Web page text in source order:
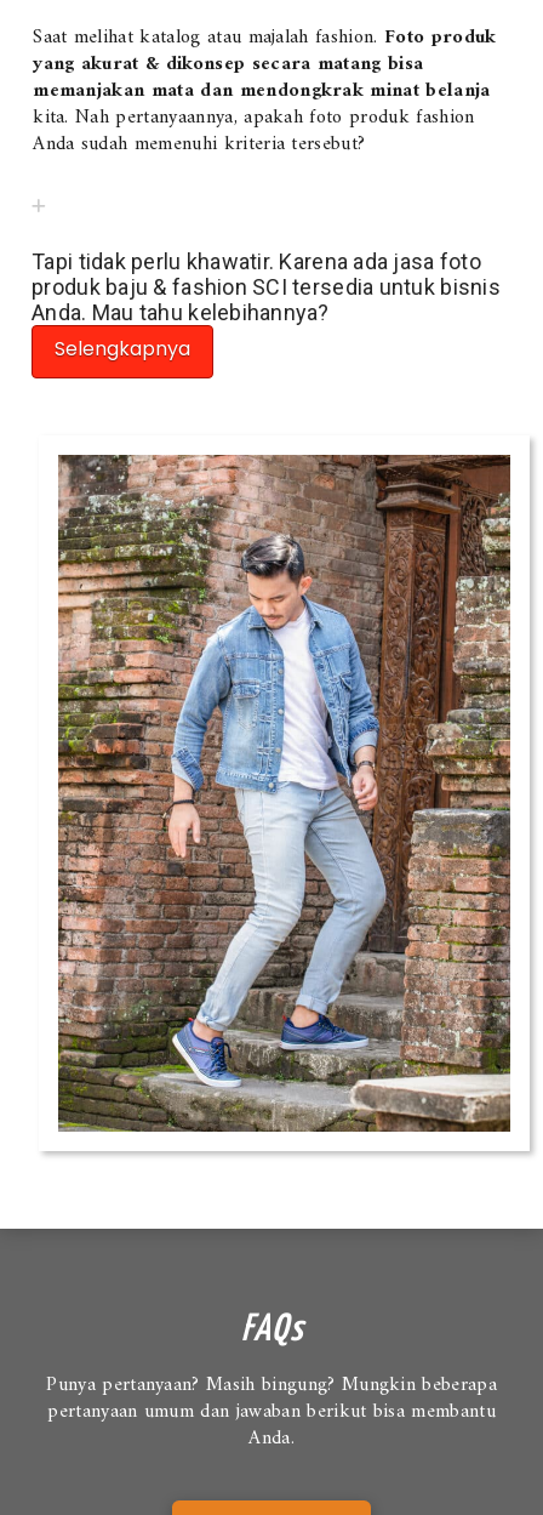
Saat melihat katalog atau majalah fashion. Foto produk
yang akurat & dikonsep secara matang bisa
memanjakan mata dan mendongkrak minat belanja
kita. Nah pertanyaannya, apakah foto produk fashion
Anda sudah memenuhi kriteria tersebut?
Tapi tidak perlu khawatir. Karena ada jasa foto
produk baju & fashion SCI tersedia untuk bisnis
Anda. Mau tahu kelebihannya?
Selengkapnya
FAQs
Punya pertanyaan? Masih bingung? Mungkin beberapa
pertanyaan umum dan jawaban berikut bisa membantu
Anda.